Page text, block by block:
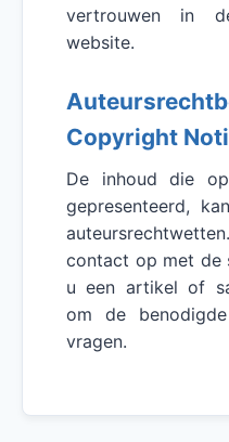
vertrouwen in
website.
Copyright
De inhoud die
gepresenteerd,
contact op met de
u een artikel of
om de
vragen.